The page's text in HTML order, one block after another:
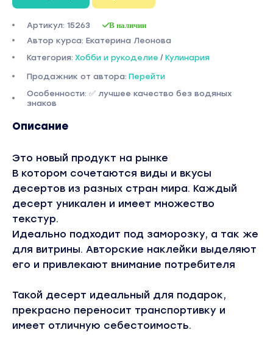
Артикул: 15263 В наличии
Автор курса: Екатерина Леонова
Категория: Хобби и рукоделие / Кулинария
Продажник от автора: Перейти
Особенности: ✅ лучшее качество без водяных
знаков
Описание
Это новый продукт на рынке
В котором сочетаются виды и вкусы
десертов из разных стран мира. Каждый
десерт уникален и имеет множество
текстур.
Идеально подходит под заморозку, а так же
для витрины. Авторские наклейки выделяют
его и привлекают внимание потребителя
Такой десерт идеальный для подарок,
прекрасно переносит транспортивку и
имеет отличную себестоимость.